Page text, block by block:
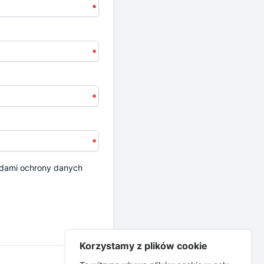
ochrony danych
Korzystamy z plików cookie